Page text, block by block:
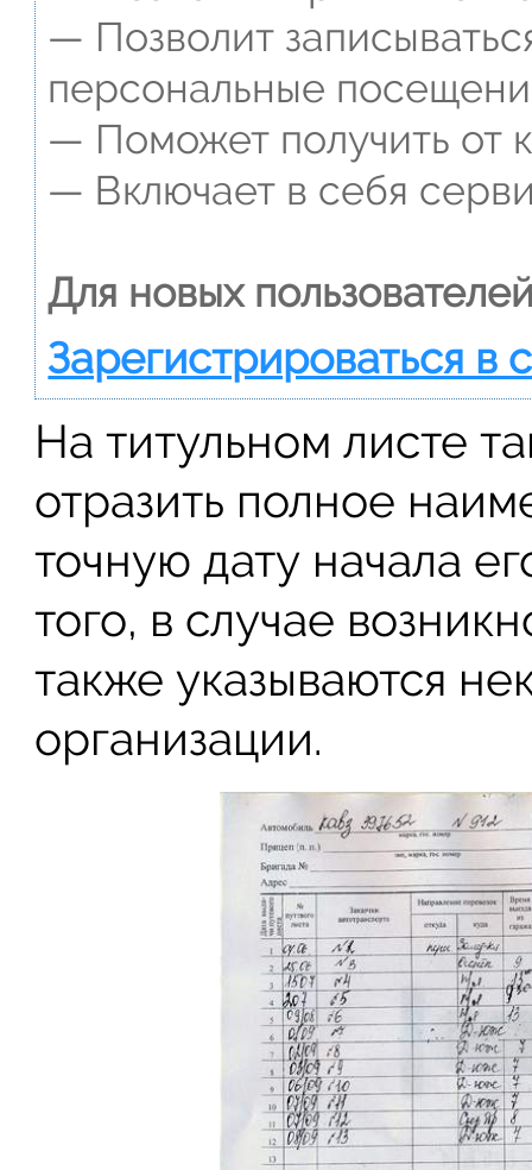
— Позволит
персональные
— Поможет получить от
— Включает в себя
Для новых
Зарегистрироваться в
На титульном листе
отразить полное
точную дату начала
того, в случае
также указываются
организации.